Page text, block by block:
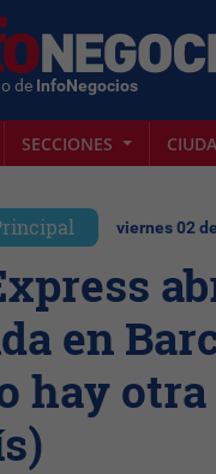
de InfoNegocios
SECCIONES
viernes 02
en
hay